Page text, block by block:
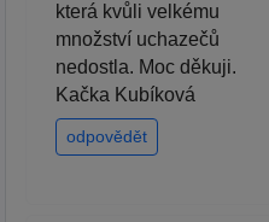
která kvůli velkému
množství uchazečů
nedostla. Moc děkuji.
Kačka Kubíková
odpovědět